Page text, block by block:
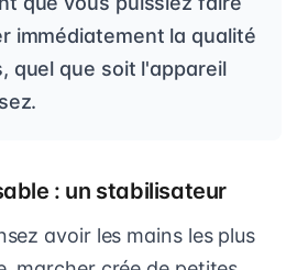
immédiatement la qualité
quel que soit l'appareil
: un stabilisateur
avoir les mains les plus